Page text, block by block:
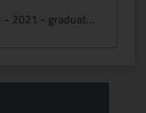
Allegato Decreto n.1 - 2021 - graduatoria finale signed (2).pdf